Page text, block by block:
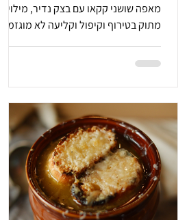
מאפה שושני קקאו עם בצק נדיר, מילוי לא
מתוק בטירוף וקיפול וקליעה לא מוגזמים
שרוולים וצאו לדרך.